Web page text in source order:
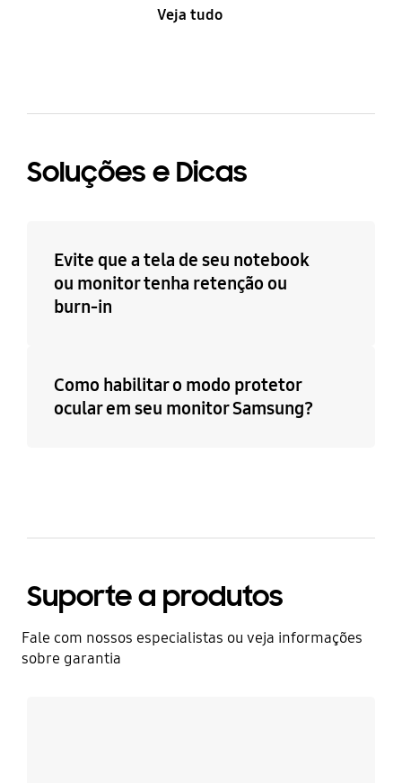
Veja tudo
Soluções e Dicas
Evite que a tela de seu notebook
ou monitor tenha retenção ou
burn-in
Como habilitar o modo protetor
ocular em seu monitor Samsung?
Suporte a produtos
Fale com nossos especialistas ou veja informações
sobre garantia